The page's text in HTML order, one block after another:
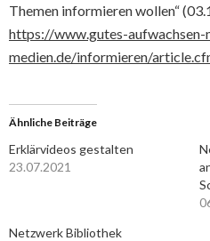
Themen informieren wollen“
https://www.gutes-aufwachsen-
medien.de/informieren/
Ähnliche Beiträge
Erklärvideos gestalten
23.07.2021
Netzwerk Bibliothek